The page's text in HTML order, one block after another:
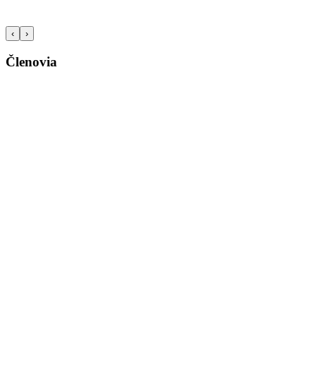
‹ ›
Členovia